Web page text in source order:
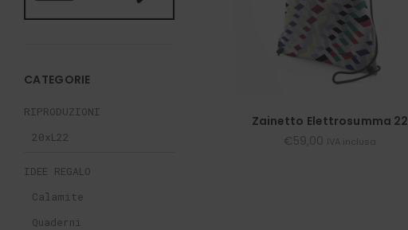
Zainetto Elettrosumma 22
€59,00 IVA inclusa
CATEGORIE
RIPRODUZIONI
20xL22
IDEE REGALO
Calamite
Quaderni